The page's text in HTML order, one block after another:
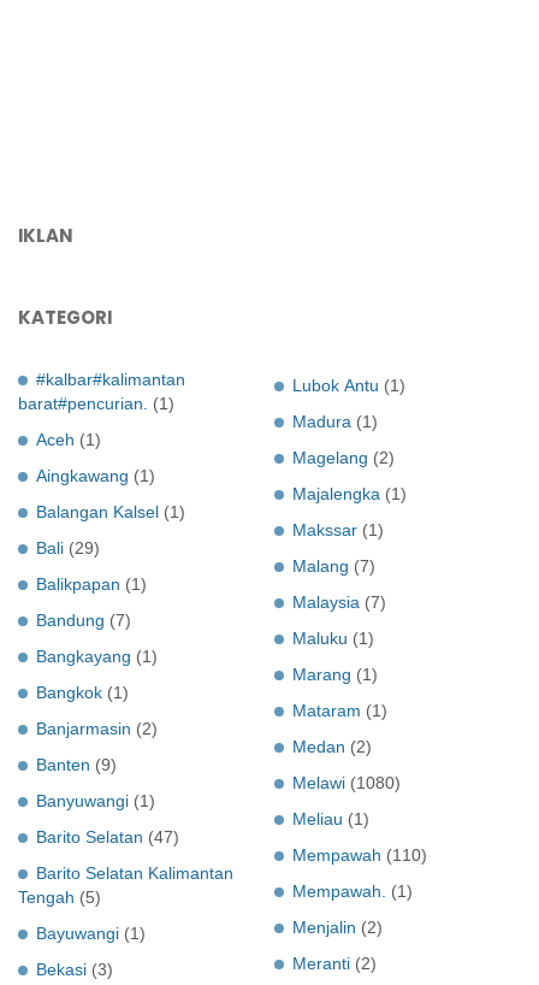
IKLAN
KATEGORI
#kalbar#kalimantan
barat#pencurian.
(1)
Aceh (1)
Aingkawang (1)
Balangan Kalsel (1)
Bali (29)
Balikpapan (1)
Bandung (7)
Bangkayang (1)
Bangkok (1)
Banjarmasin (2)
Banten (9)
Banyuwangi (1)
Barito Selatan (47)
Barito Selatan Kalimantan
Tengah (5)
Bayuwangi (1)
Bekasi (3)
Lubok Antu (1)
Madura (1)
Magelang (2)
Majalengka (1)
Makssar (1)
Malang (7)
Malaysia (7)
Maluku (1)
Marang (1)
Mataram (1)
Medan (2)
Melawi (1080)
Meliau (1)
Mempawah (110)
Mempawah.
(1)
Menjalin (2)
Meranti (2)